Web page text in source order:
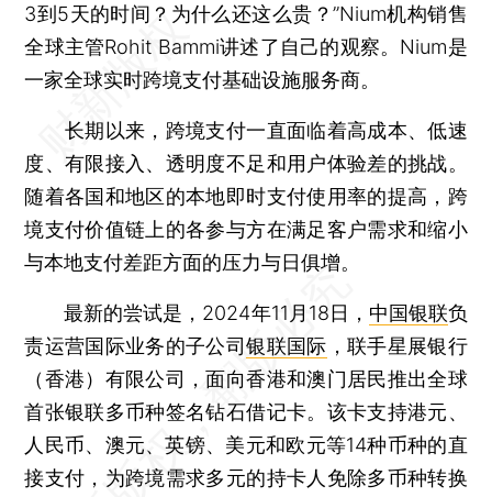
3到5天的时间？为什么还这么贵？”Nium机构销售
全球主管Rohit Bammi讲述了自己的观察。Nium是
一家全球实时跨境支付基础设施服务商。
长期以来，跨境支付一直面临着高成本、低速
度、有限接入、透明度不足和用户体验差的挑战。
随着各国和地区的本地即时支付使用率的提高，跨
境支付价值链上的各参与方在满足客户需求和缩小
与本地支付差距方面的压力与日俱增。
最新的尝试是，2024年11月18日， 中国银联负
责运营国际业务的子公司银联国际 ，联手星展银行
（香港）有限公司，面向香港和澳门居民推出全球
首张银联多币种签名钻石借记卡。该卡支持港元、
人民币、澳元、英镑、美元和欧元等14种币种的直
接支付，为跨境需求多元的持卡人免除多币种转换